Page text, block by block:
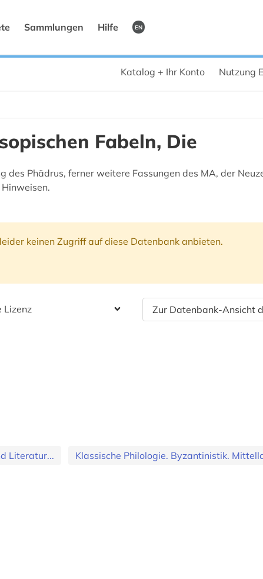
Sammlungen Hilfe EN
Katalog + Ihr Konto Nutzung
Fabeln, Die
des Phädrus, ferner weitere Fassungen des MA, der
keinen Zugriff auf diese Datenbank anbieten.
Lizenz Zur Datenbank-Ansicht
Literatur... Klassische Philologie. Byzantinistik.